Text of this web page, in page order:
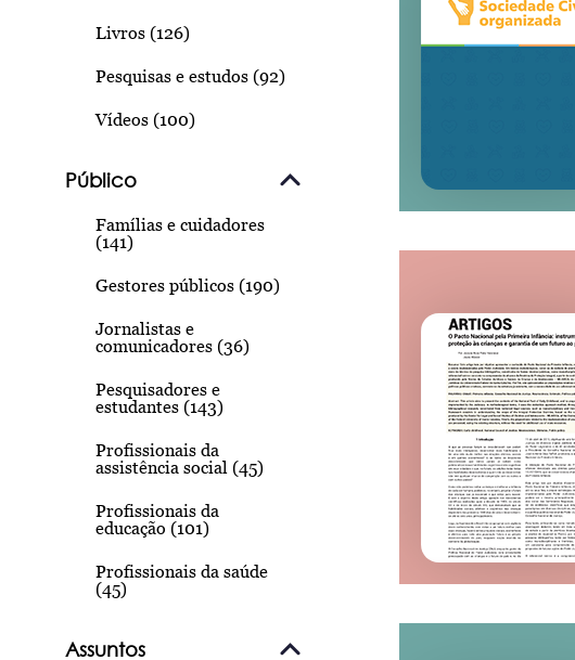
Livros (126)
Pesquisas e estudos (92)
Vídeos (100)
Público
Famílias e cuidadores
(141)
Gestores públicos (190)
Jornalistas e
comunicadores (36)
Pesquisadores e
estudantes (143)
Profissionais da
assistência social (45)
Profissionais da
educação (101)
Profissionais da saúde
(45)
Assuntos